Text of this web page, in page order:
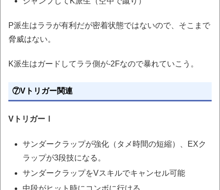
P派生はララが有利だが密着状態ではないので、そこまで
脅威はない。
K派生はガードしてララ側が-2Fなので暴れていこう。
⑦Vトリガー関連
VトリガーⅠ
サンダークラップが強化（タメ時間の短縮）、EXク
ラップが3段技になる。
サンダークラップをVスキルでキャンセル可能
中段がヒット時にコンボに行ける